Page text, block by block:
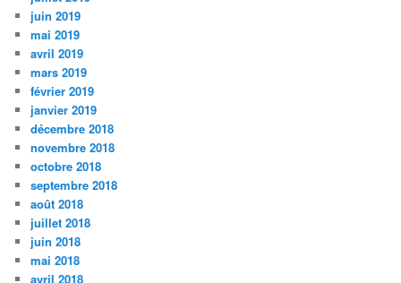
juin 2019
mai 2019
avril 2019
mars 2019
février 2019
janvier 2019
décembre 2018
novembre 2018
octobre 2018
septembre 2018
août 2018
juillet 2018
juin 2018
mai 2018
avril 2018